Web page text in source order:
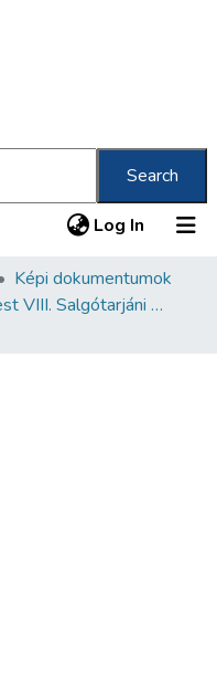
Search
Log In (current)
Képi dokumentumok
Budapest VIII. Salgótarjáni úti Neológ Zsidó Temető